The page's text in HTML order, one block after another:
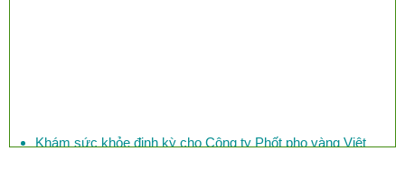
Khám sức khỏe định kỳ cho Công ty Phốt pho vàng Việt